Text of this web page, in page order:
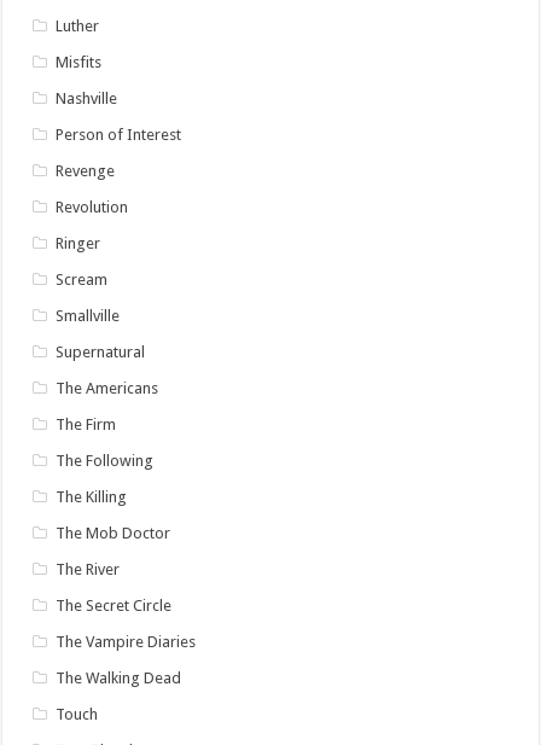
Luther
Misfits
Nashville
Person of Interest
Revenge
Revolution
Ringer
Scream
Smallville
Supernatural
The Americans
The Firm
The Following
The Killing
The Mob Doctor
The River
The Secret Circle
The Vampire Diaries
The Walking Dead
Touch